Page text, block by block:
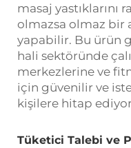
masaj yastıklarını
olmazsa olmaz bir
yapabilir. Bu ürün
hali sektöründe
merkezlerine ve
için güvenilir ve
kişilere hitap
Tüketici Talebi ve